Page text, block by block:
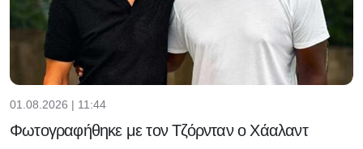
01.08.2026 | 11:44
Φωτογραφήθηκε με τον Τζόρνταν ο Χάαλαντ